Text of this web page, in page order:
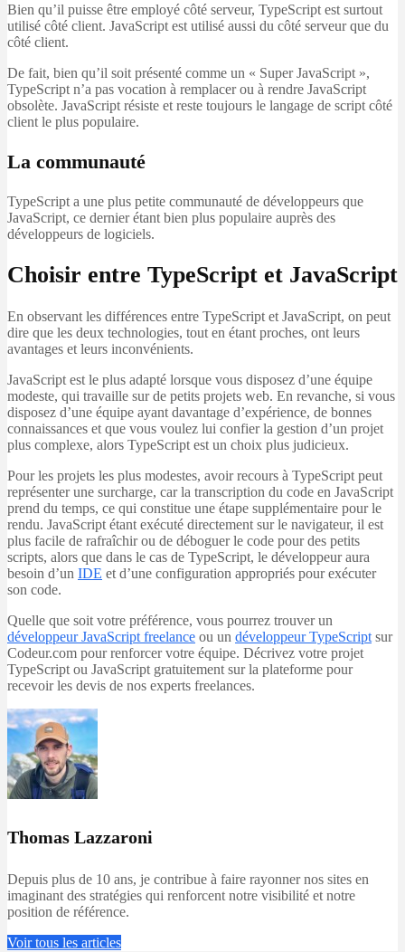
Bien qu’il puisse être employé côté serveur, TypeScript est surtout
utilisé côté client. JavaScript est utilisé aussi du côté serveur que du
côté client.
De fait, bien qu’il soit présenté comme un « Super JavaScript »,
TypeScript n’a pas vocation à remplacer ou à rendre JavaScript
obsolète. JavaScript résiste et reste toujours le langage de script côté
client le plus populaire.
La communauté
TypeScript a une plus petite communauté de développeurs que
JavaScript, ce dernier étant bien plus populaire auprès des
développeurs de logiciels.
Choisir entre TypeScript et JavaScript
En observant les différences entre TypeScript et JavaScript, on peut
dire que les deux technologies, tout en étant proches, ont leurs
avantages et leurs inconvénients.
JavaScript est le plus adapté lorsque vous disposez d’une équipe
modeste, qui travaille sur de petits projets web. En revanche, si vous
disposez d’une équipe ayant davantage d’expérience, de bonnes
connaissances et que vous voulez lui confier la gestion d’un projet
plus complexe, alors TypeScript est un choix plus judicieux.
Pour les projets les plus modestes, avoir recours à TypeScript peut
représenter une surcharge, car la transcription du code en JavaScript
prend du temps, ce qui constitue une étape supplémentaire pour le
rendu. JavaScript étant exécuté directement sur le navigateur, il est
plus facile de rafraîchir ou de déboguer le code pour des petits
scripts, alors que dans le cas de TypeScript, le développeur aura
besoin d’un IDE et d’une configuration appropriés pour exécuter
son code.
Quelle que soit votre préférence, vous pourrez trouver un
développeur JavaScript freelance ou un développeur TypeScript sur
Codeur.com pour renforcer votre équipe. Décrivez votre projet
TypeScript ou JavaScript gratuitement sur la plateforme pour
recevoir les devis de nos experts freelances.
Thomas Lazzaroni
Depuis plus de 10 ans, je contribue à faire rayonner nos sites en
imaginant des stratégies qui renforcent notre visibilité et notre
position de référence.
Voir tous les articles